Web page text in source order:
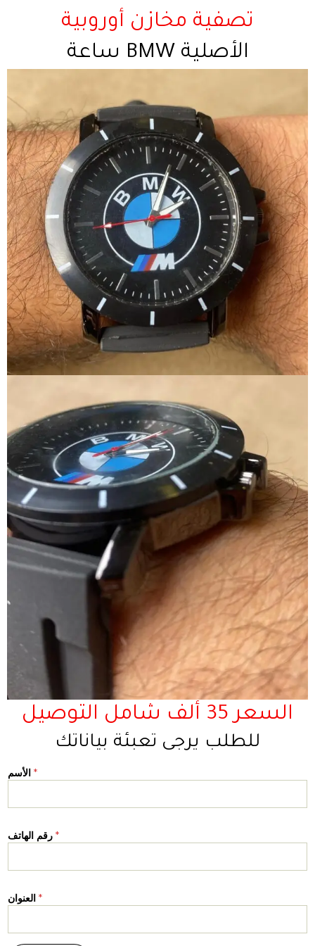
تصفية مخازن أوروبية
ساعة BMW الأصلية
السعر 35 ألف شامل التوصيل
للطلب يرجى تعبئة بياناتك
*
*
*